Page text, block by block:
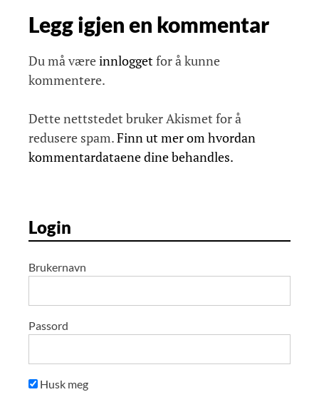
Legg igjen en kommentar
Du må væreinnloggetfor å kunne
kommentere.
Dette nettstedet bruker Akismet for å
redusere spam.Finn ut mer om hvordan
kommentardataene dine behandles.
Login
Brukernavn
Passord
Husk meg